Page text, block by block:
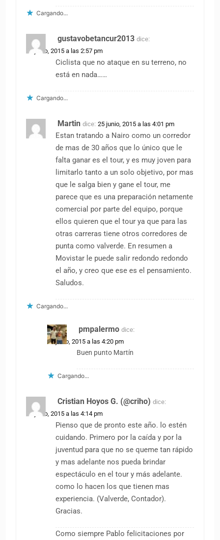
Cargando...
gustavobetancur2013 dice:
25 junio, 2015 a las 2:57 pm
Ciclista que no ataque en su terreno, no
está en nada……
Cargando...
Martin dice: 25 junio, 2015 a las 4:01 pm
Estan tratando a Nairo como un corredor
de mas de 30 años que lo único que le
falta ganar es el tour, y es muy joven para
limitarlo tanto a un solo objetivo, por mas
que le salga bien y gane el tour, me
parece que es una preparación netamente
comercial por parte del equipo, porque
ellos quieren que el tour ya que para las
otras carreras tiene otros corredores de
punta como valverde. En resumen a
Movistar le puede salir redondo redondo
el año, y creo que ese es el pensamiento.
Saludos.
Cargando...
pmpalermo dice:
25 junio, 2015 a las 4:20 pm
Buen punto Martín
Cargando...
Cristian Hoyos G. (@criho) dice:
25 junio, 2015 a las 4:14 pm
Pienso que de pronto este año. lo estén
cuidando. Primero por la caída y por la
juventud para que no se queme tan rápido
y mas adelante nos pueda brindar
espectáculo en el tour y más adelante.
como lo hacen los que tienen mas
experiencia. (Valverde, Contador).
Gracias.
Como siempre Pablo felicitaciones por